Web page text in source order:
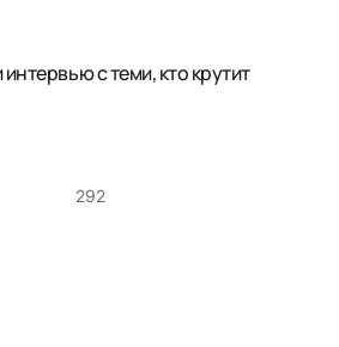
с теми, кто крутит
292